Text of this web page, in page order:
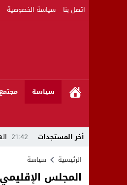
اتصل بنا سياسة الخصوصية
سياسة مجتمع
أخر المستجدات 21:42
21:16
08:50
الرئيسية سياسة